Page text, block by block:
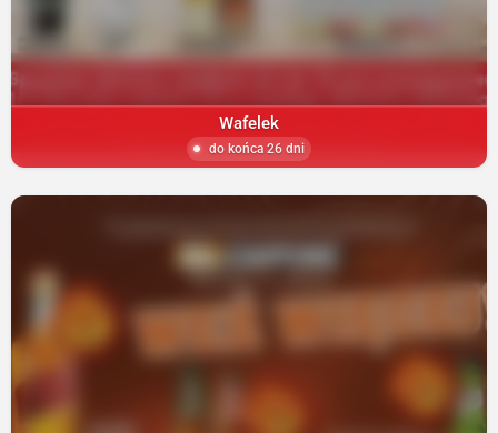
Wafelek
do końca 26 dni